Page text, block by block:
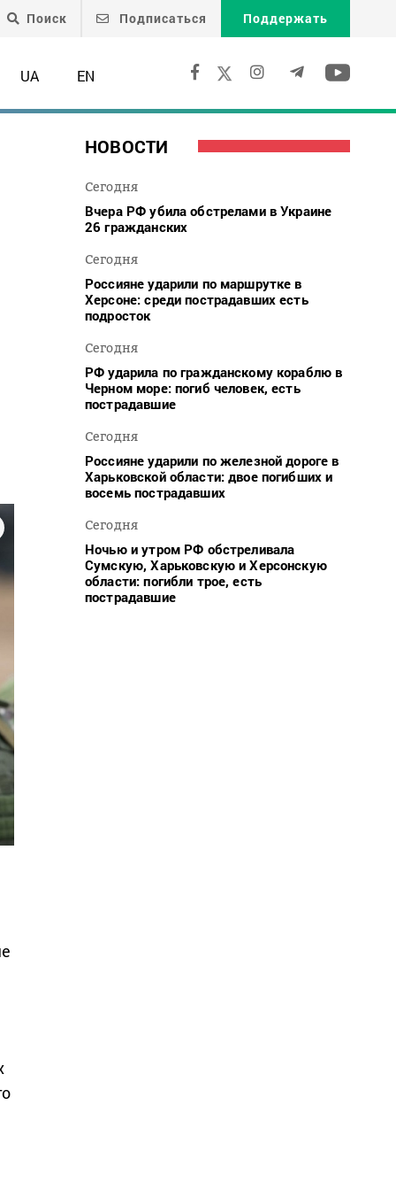
Поиск Подписаться Поддержать
UA EN
НОВОСТИ
Сегодня
Вчера РФ убила обстрелами в Украине
26 гражданских
Сегодня
Россияне ударили по маршрутке в
Херсоне: среди пострадавших есть
подросток
Сегодня
РФ ударила по гражданскому кораблю в
Черном море: погиб человек, есть
пострадавшие
Сегодня
Россияне ударили по железной дороге в
Харьковской области: двое погибших и
восемь пострадавших
Сегодня
Ночью и утром РФ обстреливала
Сумскую, Харьковскую и Херсонскую
области: погибли трое, есть
пострадавшие